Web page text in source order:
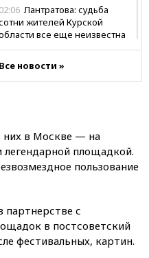
02:06 Лантратова: судьба
жителей Курской
все еще неизвестна
сохранить мобилизационный
для Украины
вчера, 23:35Российского
Артема Кирпиченка
в Израиле
«Оренбург» в
Кубке России
23:00Пост Дмитриева в
Все новости »
них в Москве — на
легендарной площадкой.
пользование
партнерстве с
в постсоветский
фестивальных, картин.